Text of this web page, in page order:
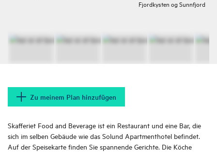
Fjordkysten og Sunnfjord
Zu meinem Plan hinzufügen
Skafferiet Food and Beverage ist ein Restaurant und eine Bar, die
sich im selben Gebäude wie das Solund Apartmenthotel befindet.
Auf der Speisekarte finden Sie spannende Gerichte. Die Köche